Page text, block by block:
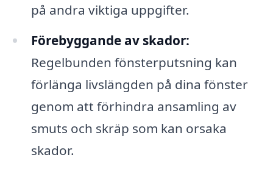
på andra viktiga uppgifter.
Förebyggande av skador:
Regelbunden fönsterputsning kan
förlänga livslängden på dina fönster
genom att förhindra ansamling av
smuts och skräp som kan orsaka
skador.